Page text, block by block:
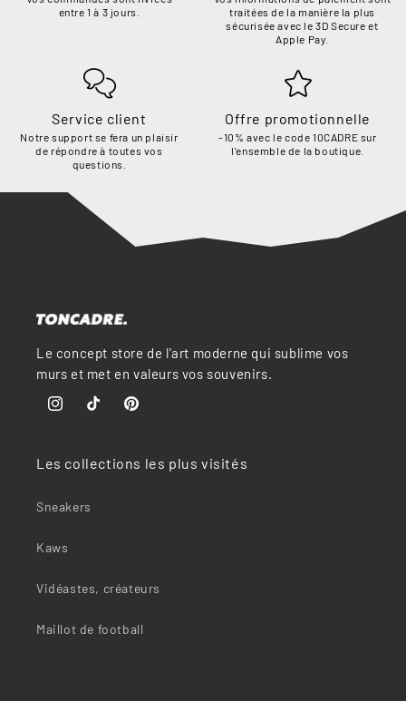
entre 1 à 3 jours.
traitées de la manière la plus
sécurisée avec le 3D Secure et
Apple Pay.
Service client
Notre support se fera un plaisir
de répondre à toutes vos
questions.
Offre promotionnelle
-10% avec le code 10CADRE sur
l'ensemble de la boutique.
Le concept store de l'art moderne qui sublime vos
murs et met en valeurs vos souvenirs.
InstagramTikTok Pinterest
Les collections les plus visités
Sneakers
Kaws
Vidéastes, créateurs
Maillot de football